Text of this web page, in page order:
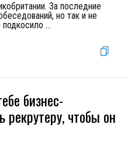
За последние
но так и не
...
бизнес-
рекрутеру, чтобы он